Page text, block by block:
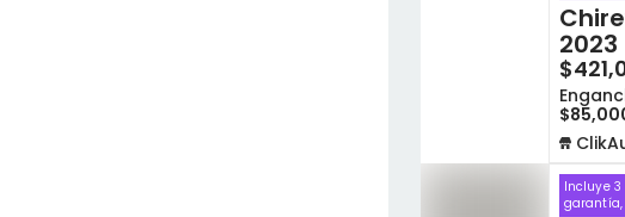
2023
ClikAuto
Incluye
garantía,